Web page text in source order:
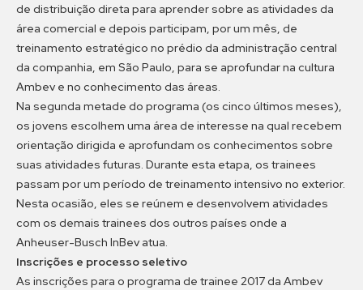
de distribuição direta para aprender sobre as atividades da
área comercial e depois participam, por um mês, de
treinamento estratégico no prédio da administração central
da companhia, em São Paulo, para se aprofundar na cultura
Ambev e no conhecimento das áreas.
Na segunda metade do programa (os cinco últimos meses),
os jovens escolhem uma área de interesse na qual recebem
orientação dirigida e aprofundam os conhecimentos sobre
suas atividades futuras. Durante esta etapa, os trainees
passam por um período de treinamento intensivo no exterior.
Nesta ocasião, eles se reúnem e desenvolvem atividades
com os demais trainees dos outros países onde a
Anheuser-Busch InBev atua.
Inscrições e processo seletivo
As inscrições para o programa de trainee 2017 da Ambev